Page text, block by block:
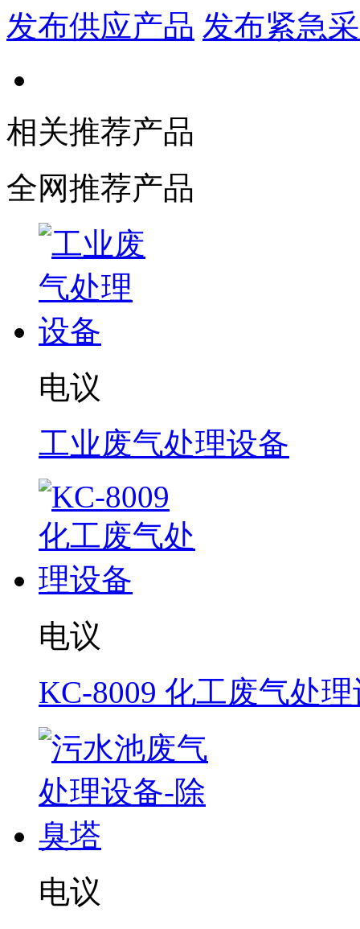
发布供应产品 发布紧急
相关推荐产品
全网推荐产品
电议
工业废气处理设备
电议
KC-8009 化工废气处
电议